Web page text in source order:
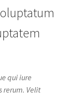
qui iure
rerum. Velit